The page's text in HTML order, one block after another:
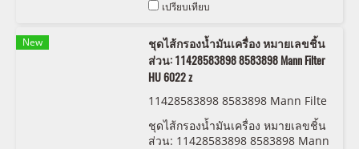
เปรียบเทียบ
New
ชุดไส้กรองน้ำมันเครื่อง หมายเลขชิ้น
ส่วน: 11428583898 8583898 Mann Filter
HU 6022 z
11428583898 8583898 Mann Filte
r HU 6022 z
ชุดไส้กรองน้ำมันเครื่อง หมายเลขชิ้น
ส่วน: 11428583898 8583898 Mann